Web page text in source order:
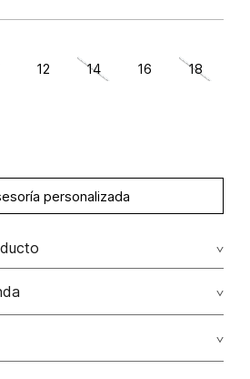
12 14 16
18
personalizada
95.00% poliéster/polyester5.00%
por separado / no utilizar